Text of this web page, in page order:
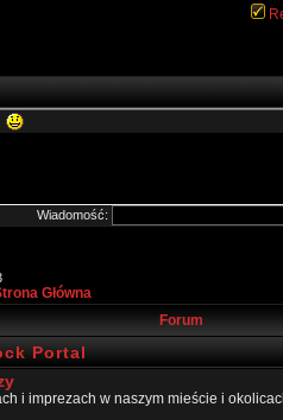
Wiadomość:
Główna
Forum
Portal
i imprezach w naszym mieście i